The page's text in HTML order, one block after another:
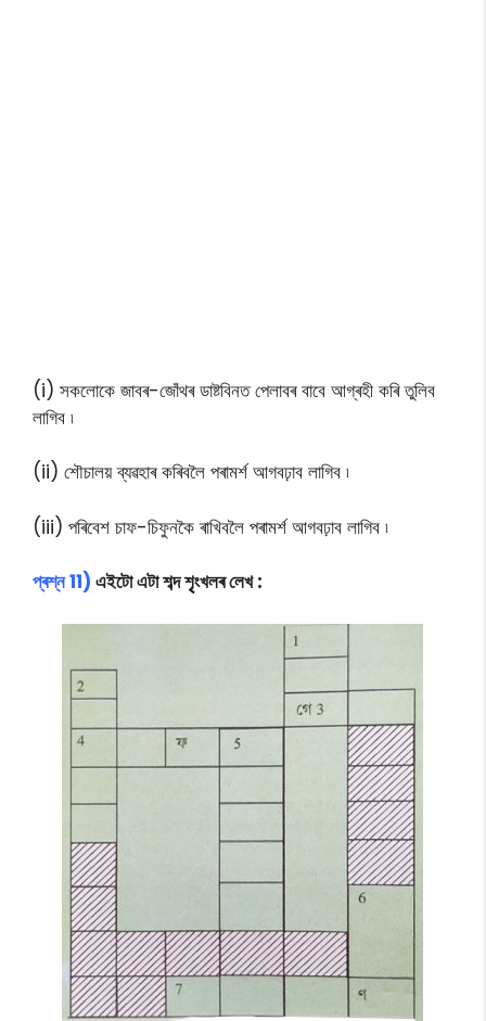
(i) সকলোকে জাবৰ-জোঁথৰ ডাষ্টবিনত পেলাবৰ বাবে আগ্ৰহী কৰি তুলিব
লাগিব ৷
(ii) শৌচালয় ব্যৱহাৰ কৰিবলৈ পৰামৰ্শ আগবঢ়াব লাগিব ৷
(iii) পৰিবেশ চাফ-চিফুনকৈ ৰাখিবলৈ পৰামৰ্শ আগবঢ়াব লাগিব ৷
প্ৰশ্ন 11) এইটো এটা শব্দ শৃৃৃংখলৰ লেখ :